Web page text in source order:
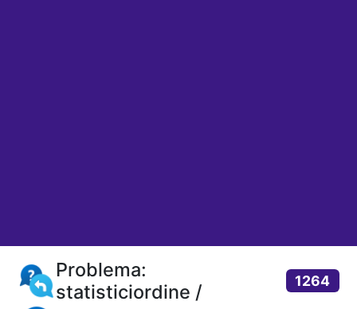
Problema:
statisticiordine /
1264